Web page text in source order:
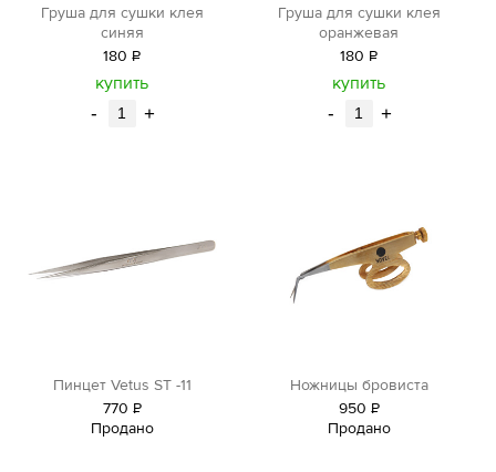
Груша для сушки клея
синяя
180 Р
уб.
купить
- +
Груша для сушки клея
оранжевая
180 Р
уб.
купить
- +
Пинцет Vetus ST -11
770 Р
уб.
Продано
Ножницы бровиста
950 Р
уб.
Продано